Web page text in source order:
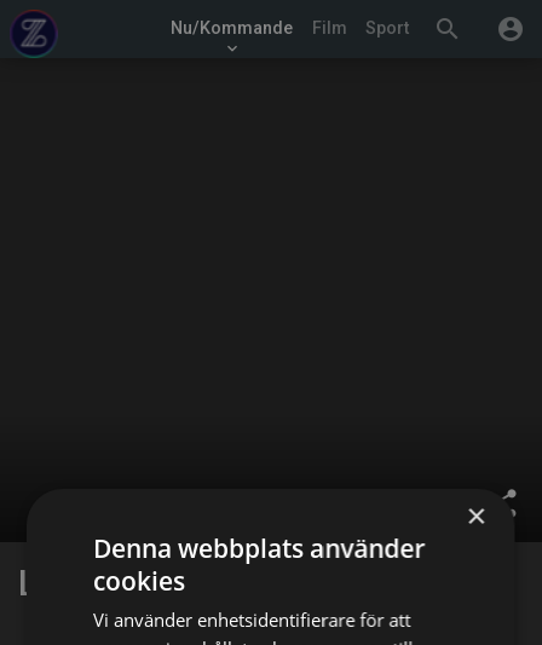
search account_circle
Nu/Kommande
keyboard_arrow_down
Film Sport
share
Linn Gottfridsson
×
Denna webbplats använder
cookies
Vi använder enhetsidentifierare för att